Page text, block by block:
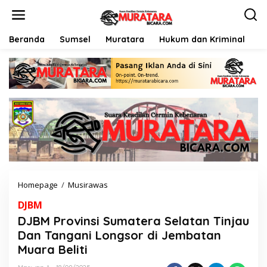
Beranda Sumsel Muratara Hukum dan Kriminal
Homepage / Musirawas
M
P
r
DJBM
DJBM Provinsi Sumatera Selatan Tinjau
Dan Tangani Longsor di Jembatan
Muara Beliti